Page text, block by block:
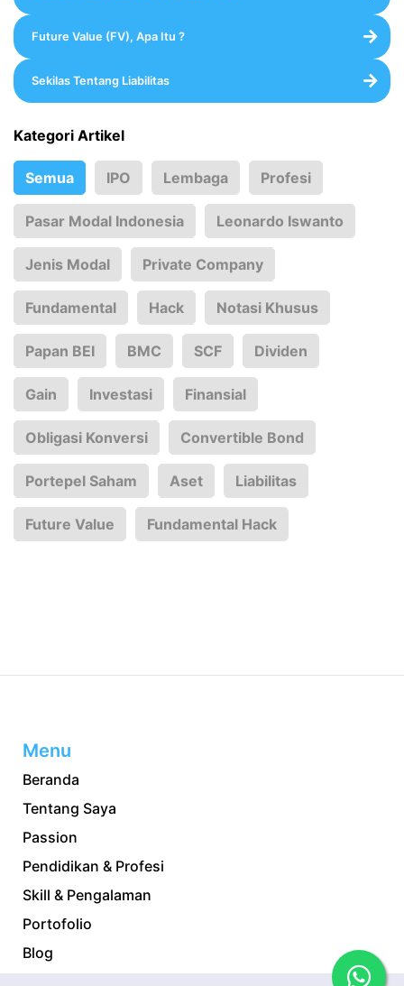
Future Value (FV), Apa Itu ?
Sekilas Tentang Liabilitas
Kategori Artikel
Semua IPO Lembaga Profesi
Pasar Modal Indonesia Leonardo Iswanto
Jenis Modal Private Company
Fundamental Hack Notasi Khusus
Papan BEI BMC SCF Dividen
Gain Investasi Finansial
Obligasi Konversi Convertible Bond
Portepel Saham Aset Liabilitas
Future Value Fundamental Hack
Menu
Beranda
Tentang Saya
Passion
Pendidikan & Profesi
Skill & Pengalaman
Portofolio
Blog